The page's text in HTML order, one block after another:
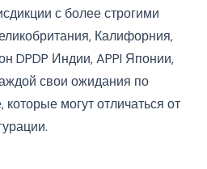
с более строгими
Калифорния,
DPDP Индии, APPI Японии,
свои ожидания по
могут отличаться от